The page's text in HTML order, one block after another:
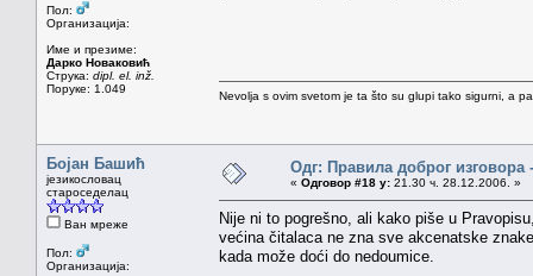
Пол:
Организација:
Име и презиме:
Дарко Новаковић
Струка: dipl. el. inž.
Поруке: 1.049
Nevolja s ovim svetom je ta što su glupi tako sigurni, a
Бојан Башић
језикословац
староседелац
Ван мреже
Пол:
Организација:
Одг: Правила доброг изговора
« Одговор #18 у: 21.30 ч. 28.12.2006. »
Nije ni to pogrešno, ali kako piše u
većina čitalaca ne zna sve akcenatske
kada može doći do nedoumice.